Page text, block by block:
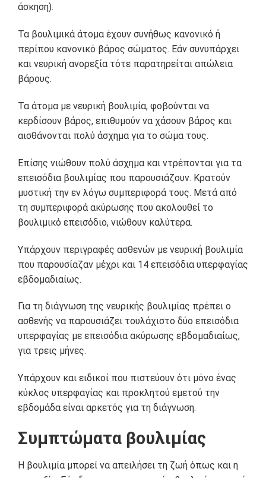
άσκηση).
Τα βουλιμικά άτομα έχουν συνήθως κανονικό ή
περίπου κανονικό βάρος σώματος. Εάν συνυπάρχει
και νευρική ανορεξία τότε παρατηρείται απώλεια
βάρους.
Τα άτομα με νευρική βουλιμία, φοβούνται να
κερδίσουν βάρος, επιθυμούν να χάσουν βάρος και
αισθάνονται πολύ άσχημα για το σώμα τους.
Επίσης νιώθουν πολύ άσχημα και ντρέπονται για τα
επεισόδια βουλιμίας που παρουσιάζουν. Κρατούν
μυστική την εν λόγω συμπεριφορά τους. Μετά από
τη συμπεριφορά ακύρωσης που ακολουθεί το
βουλιμικό επεισόδιο, νιώθουν καλύτερα.
Υπάρχουν περιγραφές ασθενών με νευρική βουλιμία
που παρουσίαζαν μέχρι και 14 επεισόδια υπερφαγίας
εβδομαδιαίως.
Για τη διάγνωση της νευρικής βουλιμίας πρέπει ο
ασθενής να παρουσιάζει τουλάχιστο δύο επεισόδια
υπερφαγίας με επεισόδια ακύρωσης εβδομαδιαίως,
για τρεις μήνες.
Υπάρχουν και ειδικοί που πιστεύουν ότι μόνο ένας
κύκλος υπερφαγίας και προκλητού εμετού την
εβδομάδα είναι αρκετός για τη διάγνωση.
Συμπτώματα βουλιμίας
Η βουλιμία μπορεί να απειλήσει τη ζωή όπως και η